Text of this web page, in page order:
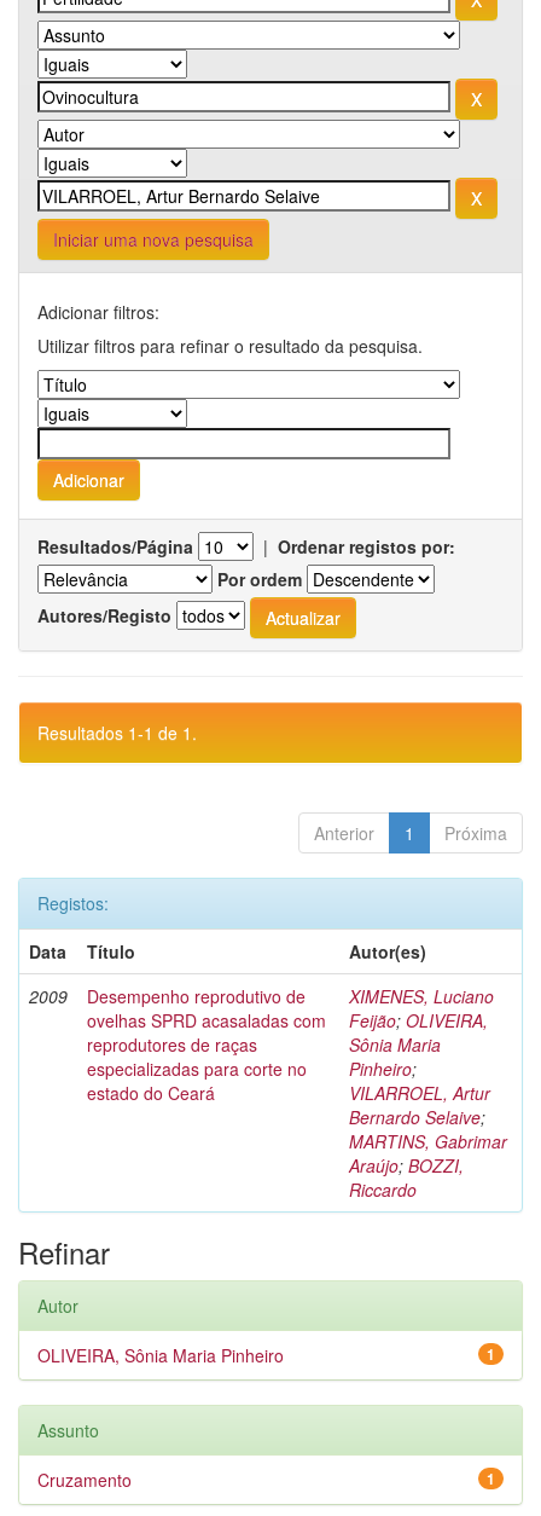
Iniciar uma nova pesquisa
Adicionar filtros:
Utilizar filtros para refinar o resultado da pesquisa.
Resultados/Página | Ordenar registos por:
Por ordem
Autores/Registo
Resultados 1-1 de 1.
Anterior 1 Próxima
Registos:
Data
Título
Autor(es)
2009
Desempenho reprodutivo de
ovelhas SPRD acasaladas com
reprodutores de raças
especializadas para corte no
estado do Ceará
XIMENES, Luciano
Feijão; OLIVEIRA,
Sônia Maria
Pinheiro;
VILARROEL, Artur
Bernardo Selaive;
MARTINS, Gabrimar
Araújo; BOZZI,
Riccardo
Refinar
Autor
1
OLIVEIRA, Sônia Maria Pinheiro
Assunto
1
Cruzamento